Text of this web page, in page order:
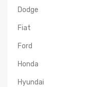
Dodge
Fiat
Ford
Honda
Hyundai